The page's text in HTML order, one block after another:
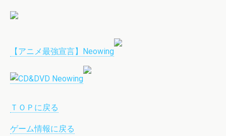
【アニメ最強宣言】Neowing
ＴＯＰに戻る
ゲーム情報に戻る